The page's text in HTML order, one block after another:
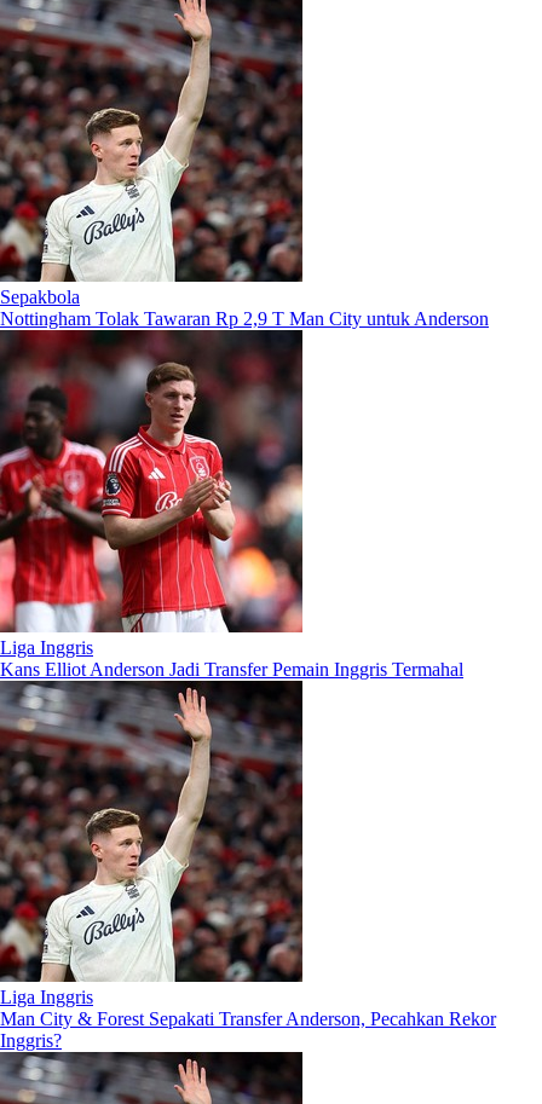
Sepakbola
Nottingham Tolak Tawaran Rp 2,9 T Man City untuk Anderson
Liga Inggris
Kans Elliot Anderson Jadi Transfer Pemain Inggris Termahal
Liga Inggris
Man City & Forest Sepakati Transfer Anderson, Pecahkan Rekor
Inggris?